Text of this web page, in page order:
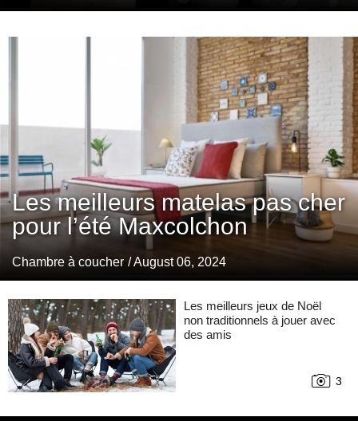
Les meilleurs matelas pas cher
pour l’été Maxcolchon
Chambre à coucher / August 06, 2024
Les meilleurs jeux de Noël
non traditionnels à jouer avec
des amis
3